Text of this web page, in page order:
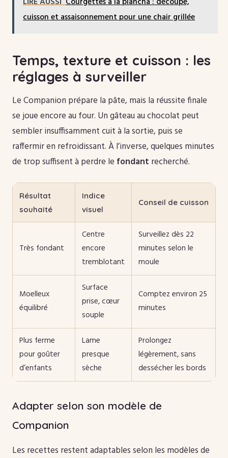
cuisson et assaisonnement pour une chair grillée
Temps, texture et cuisson : les
réglages à surveiller
Le Companion prépare la pâte, mais la réussite finale
se joue encore au four. Un gâteau au chocolat peut
sembler insuffisamment cuit à la sortie, puis se
raffermir en refroidissant. À l’inverse, quelques minutes
de trop suffisent à perdre le fondant recherché.
Résultat
souhaité
Indice
visuel
Conseil de cuisson
Très fondant
Centre
encore
tremblotant
Surveillez dès 22
minutes selon le
moule
Moelleux
équilibré
Surface
prise, cœur
souple
Comptez environ 25
minutes
Plus ferme
pour goûter
d’enfants
Lame
presque
sèche
Prolongez
légèrement, sans
dessécher les bords
Adapter selon son modèle de
Companion
Les recettes restent adaptables selon les modèles de